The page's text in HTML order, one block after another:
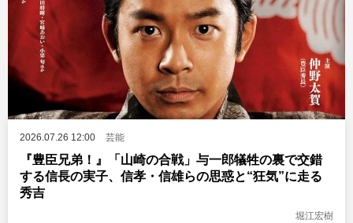
2026.07.26 12:00 芸能
『豊臣兄弟！』「山崎の合戦」与一郎犠牲の裏で交錯
する信長の実子、信孝・信雄らの思惑と“狂気”に走る
秀吉
堀江宏樹